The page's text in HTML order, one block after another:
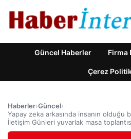
Güncel Haberler Firma
Çerez
Haberler›Güncel›
Yapay zeka arkasında insanın olduğu
İletişim Günleri yuvarlak masa